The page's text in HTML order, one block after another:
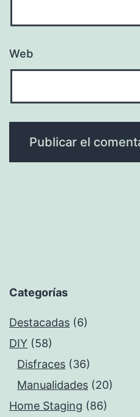
Web
Categorías
Destacadas (6)
DIY (58)
Disfraces (36)
Manualidades (20)
Home Staging (86)